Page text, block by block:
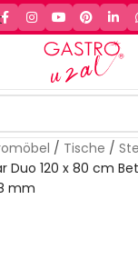
/ Tische /
Duo 120 x 80 cm
mm